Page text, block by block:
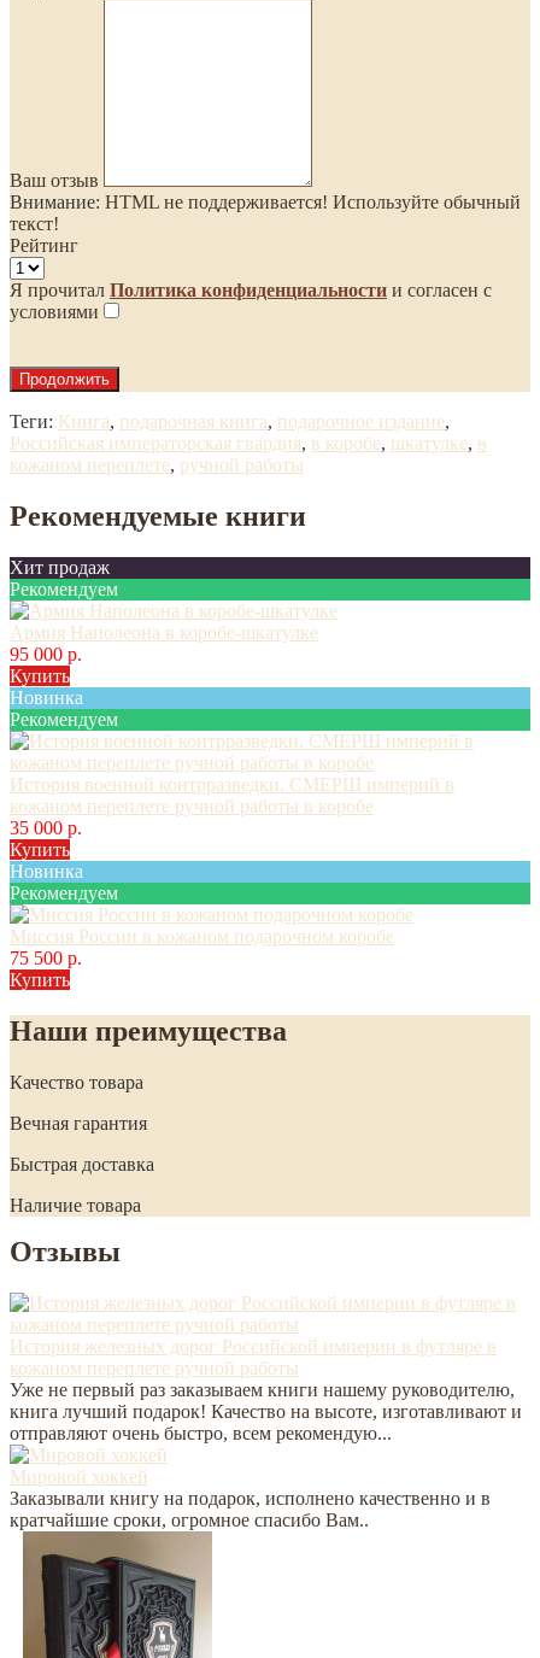
Ваш отзыв
Внимание: HTML не поддерживается! Используйте обычный
текст!
Рейтинг
Я прочитал Политика конфиденциальности и согласен с
условиями
Продолжить
Теги: Книга, подарочная книга, подарочное издание,
Российская императорская гвардия, в коробе, шкатулке, в
кожаном переплете, ручной работы
Рекомендуемые книги
Хит продаж
Рекомендуем
Армия Наполеона в коробе-шкатулке
95 000 р.
Купить
Новинка
Рекомендуем
История военной контрразведки. СМЕРШ империй в
кожаном переплете ручной работы в коробе
35 000 р.
Купить
Новинка
Рекомендуем
Миссия России в кожаном подарочном коробе
75 500 р.
Купить
Наши преимущества
Качество товара
Вечная гарантия
Быстрая доставка
Наличие товара
Отзывы
История железных дорог Российской империи в футляре в
кожаном переплете ручной работы
Уже не первый раз заказываем книги нашему руководителю,
книга лучший подарок! Качество на высоте, изготавливают и
отправляют очень быстро, всем рекомендую...
Мировой хоккей
Заказывали книгу на подарок, исполнено качественно и в
кратчайшие сроки, огромное спасибо Вам..